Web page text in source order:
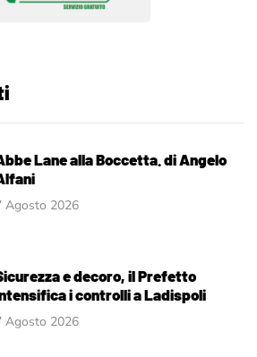
Lane alla Boccetta. di Angelo
Agosto 2026
e decoro, il Prefetto
i controlli a Ladispoli
Agosto 2026